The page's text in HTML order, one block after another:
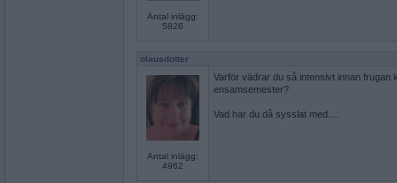
Antal inlägg:
5826
olausdotter
Antal inlägg:
4962
Varför vädrar du så intensivt innan frugan
ensamsemester?
Vad har du då sysslat med....